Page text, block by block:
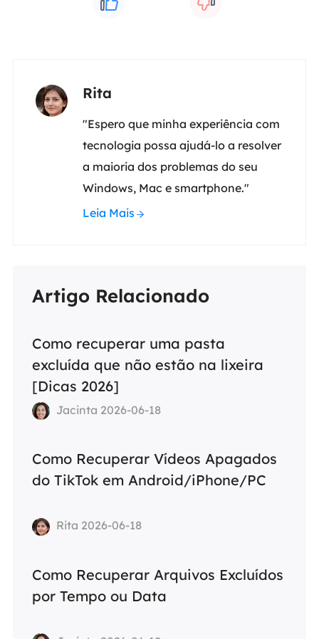
Rita
"Espero que minha experiência com
tecnologia possa ajudá-lo a resolver
a maioria dos problemas do seu
Windows, Mac e smartphone."
Leia Mais
Artigo Relacionado
Como recuperar uma pasta
excluída que não estão na lixeira
[Dicas 2026]
Jacinta 2026-06-18
Como Recuperar Vídeos Apagados
do TikTok em Android/iPhone/PC
Rita 2026-06-18
Como Recuperar Arquivos Excluídos
por Tempo ou Data